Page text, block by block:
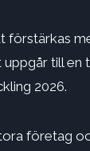
förstärkas
uppgår till
2026.
företag